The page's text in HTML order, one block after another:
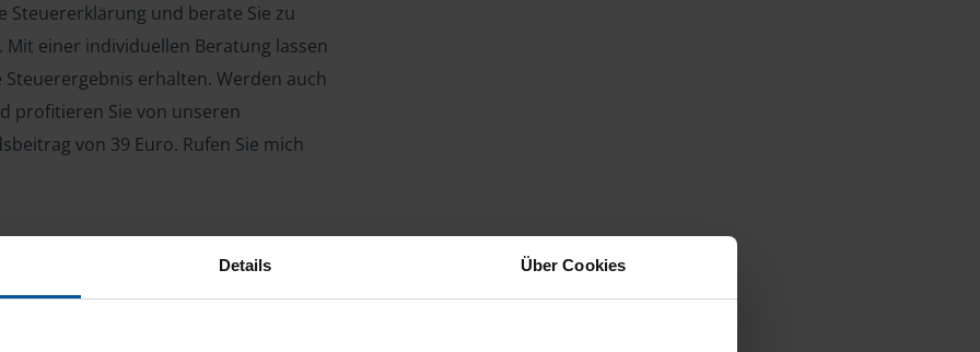
Details Über Cookies
Steuererklärung und berate Sie zu
Mit einer individuellen Beratung lassen
erhalten. Werden auch
profitieren Sie von unseren
von 39 Euro. Rufen Sie mich
Arbeitnehmer, Beamte, Auszubildende,
(StBerG). Auch bei Einkünften
der geeignete Dienstleister für Sie.